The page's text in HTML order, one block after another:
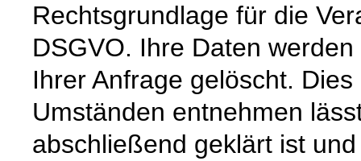
Rechtsgrundlage für die
DSGVO. Ihre Daten
Ihrer Anfrage gelöscht.
Umständen entnehmen
abschließend geklärt ist